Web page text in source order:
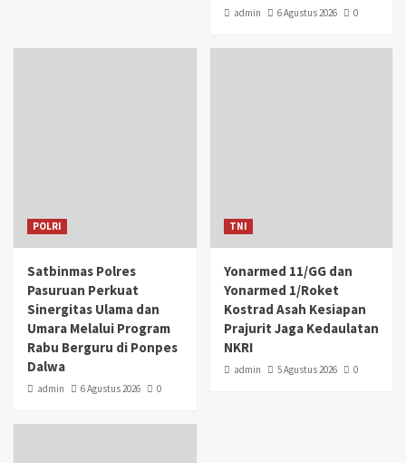
admin 6 Agustus 2026 0
POLRI
Satbinmas Polres
Pasuruan Perkuat
Sinergitas Ulama dan
Umara Melalui Program
Rabu Berguru di Ponpes
Dalwa
admin 6 Agustus 2026 0
TNI
Yonarmed 11/GG dan
Yonarmed 1/Roket
Kostrad Asah Kesiapan
Prajurit Jaga Kedaulatan
NKRI
admin 5 Agustus 2026 0